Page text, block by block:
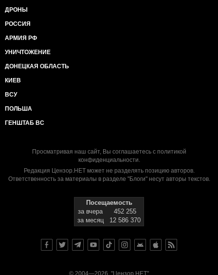
ДРОНЫ
РОССИЯ
АРМИЯ РФ
УНИЧТОЖЕНИЕ
ДОНЕЦКАЯ ОБЛАСТЬ
КИЕВ
ВСУ
ПОЛЬША
ГЕНШТАБ ВС
Просматривая наш сайт, Вы соглашаетесь с политикой
конфиденциальности.
Редакция Цензор.НЕТ может не разделять позицию авторов.
Ответственность за материалы в разделе "Блоги" несут авторы текстов.
Посещаемость
за вчера
452 255
за месяц
12 586 370
© 2004—2026, "Цензор.НЕТ"